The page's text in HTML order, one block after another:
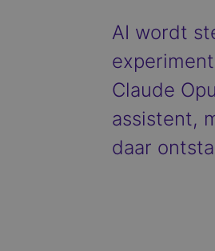
AI wordt
Claude
assistent,
daar